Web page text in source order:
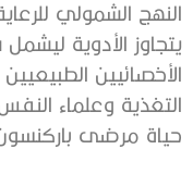
النهج الشمولي
يتجاوز الأدوية
الأخصائيين
التغذية وعلماء
حياة مرضى